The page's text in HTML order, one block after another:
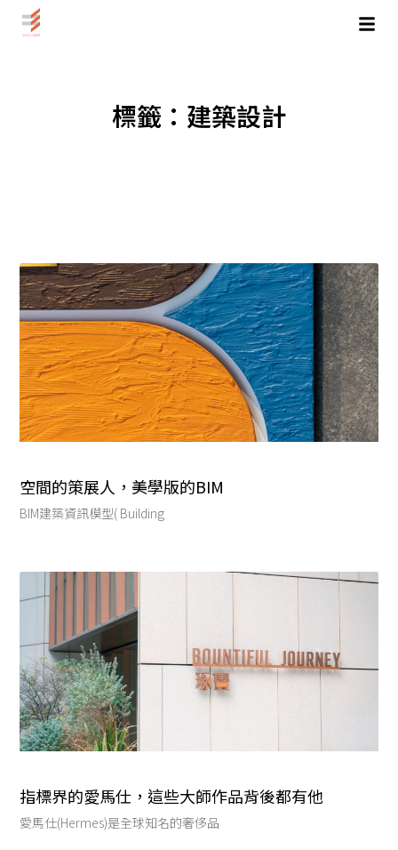
標籤：建築設計
空間的策展人，美學版的BIM
BIM建築資訊模型( Building
指標界的愛馬仕，這些大師作品背後都有他
愛馬仕(Hermes)是全球知名的奢侈品